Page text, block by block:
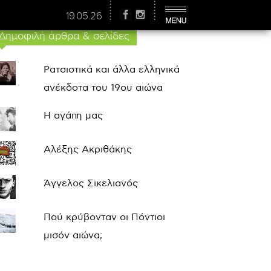
19.05.26
άρθρα & σελίδες
Ρατσιστικά και άλλα ελληνικά
ανέκδοτα του 19ου αιώνα
Η αγάπη μας
Αλέξης Ακριθάκης
Άγγελος Σικελιανός
Πού κρύβονταν οι Πόντιοι
μισόν αιώνα;